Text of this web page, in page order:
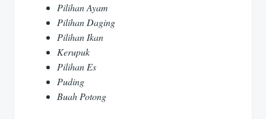
Pilihan Ayam
Pilihan Daging
Pilihan Ikan
Kerupuk
Pilihan Es
Puding
Buah Potong